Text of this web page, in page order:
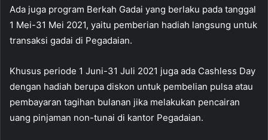
Ada juga program Berkah Gadai yang berlaku pada tanggal
1 Mei-31 Mei 2021, yaitu pemberian hadiah langsung untuk
transaksi gadai di Pegadaian.
Khusus periode 1 Juni-31 Juli 2021 juga ada Cashless Day
dengan hadiah berupa diskon untuk pembelian pulsa atau
pembayaran tagihan bulanan jika melakukan pencairan
uang pinjaman non-tunai di kantor Pegadaian.